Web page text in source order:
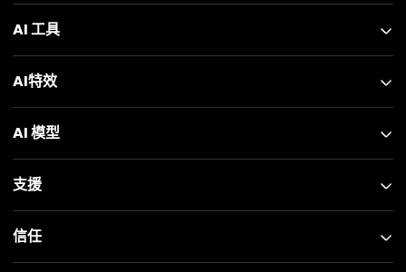
AI 工具
AI特效
AI 模型
支援
信任